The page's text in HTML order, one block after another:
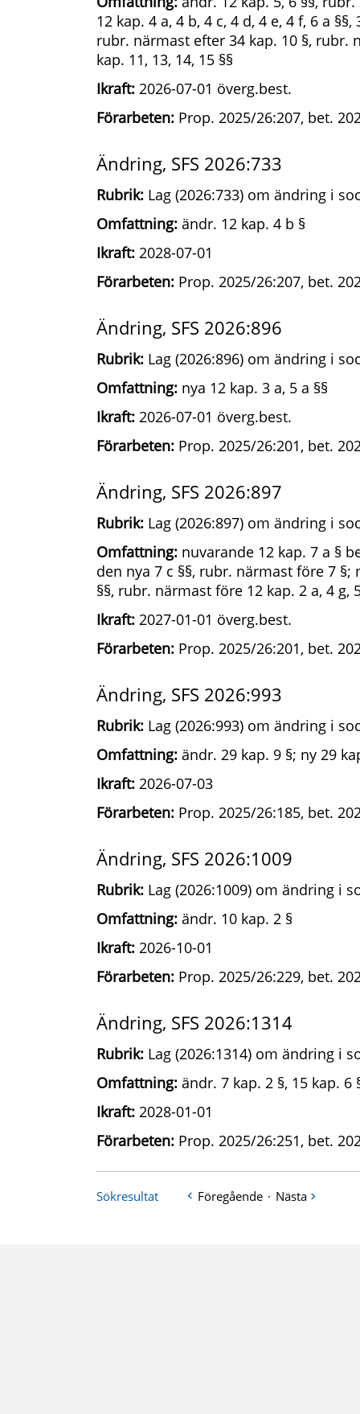
12 kap. 4 a, 4 b, 4 c, 4 d, 4 e, 4 f, 6 a
rubr. närmast efter 34 kap. 10 §, rubr.
kap. 11, 13, 14, 15 §§
Ikraft: 2026-07-01 överg.best.
Förarbeten: Prop. 2025/26:207, bet.
Ändring, SFS 2026:733
Rubrik: Lag (2026:733) om ändring i
Omfattning: ändr. 12 kap. 4 b §
Ikraft: 2028-07-01
Förarbeten: Prop. 2025/26:207, bet.
Ändring, SFS 2026:896
Rubrik: Lag (2026:896) om ändring i
Omfattning: nya 12 kap. 3 a, 5 a §§
Ikraft: 2026-07-01 överg.best.
Förarbeten: Prop. 2025/26:201, bet.
Ändring, SFS 2026:897
Rubrik: Lag (2026:897) om ändring i
Omfattning: nuvarande 12 kap. 7 a §
den nya 7 c §§, rubr. närmast före 7 §;
§§, rubr. närmast före 12 kap. 2 a, 4 g,
Ikraft: 2027-01-01 överg.best.
Förarbeten: Prop. 2025/26:201, bet.
Ändring, SFS 2026:993
Rubrik: Lag (2026:993) om ändring i
Omfattning: ändr. 29 kap. 9 §; ny 29
Ikraft: 2026-07-03
Förarbeten: Prop. 2025/26:185, bet.
Ändring, SFS 2026:1009
Rubrik: Lag (2026:1009) om ändring i
Omfattning: ändr. 10 kap. 2 §
Ikraft: 2026-10-01
Förarbeten: Prop. 2025/26:229, bet.
Ändring, SFS 2026:1314
Rubrik: Lag (2026:1314) om ändring i
Omfattning: ändr. 7 kap. 2 §, 15 kap. 6
Ikraft: 2028-01-01
Förarbeten: Prop. 2025/26:251, bet.
Sökresultat Föregående · Nästa